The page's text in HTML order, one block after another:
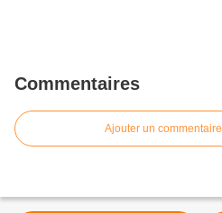
Commentaires
Ajouter un commentaire